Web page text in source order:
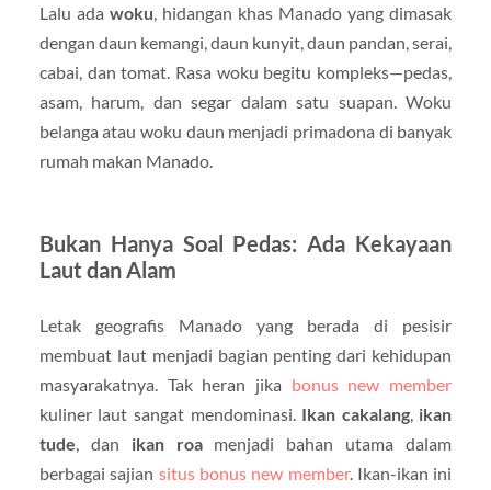
Lalu ada woku , hidangan khas Manado yang dimasak
dengan daun kemangi, daun kunyit, daun pandan, serai,
cabai, dan tomat. Rasa woku begitu kompleks—pedas,
asam, harum, dan segar dalam satu suapan. Woku
belanga atau woku daun menjadi primadona di banyak
rumah makan Manado.
Bukan Hanya Soal Pedas: Ada Kekayaan
Laut dan Alam
Letak geografis Manado yang berada di pesisir
membuat laut menjadi bagian penting dari kehidupan
masyarakatnya. Tak heran jika bonus new member
kuliner laut sangat mendominasi. Ikan cakalang, ikan
tude , dan ikan roamenjadi bahan utama dalam
berbagai sajian situs bonus new member. Ikan-ikan ini